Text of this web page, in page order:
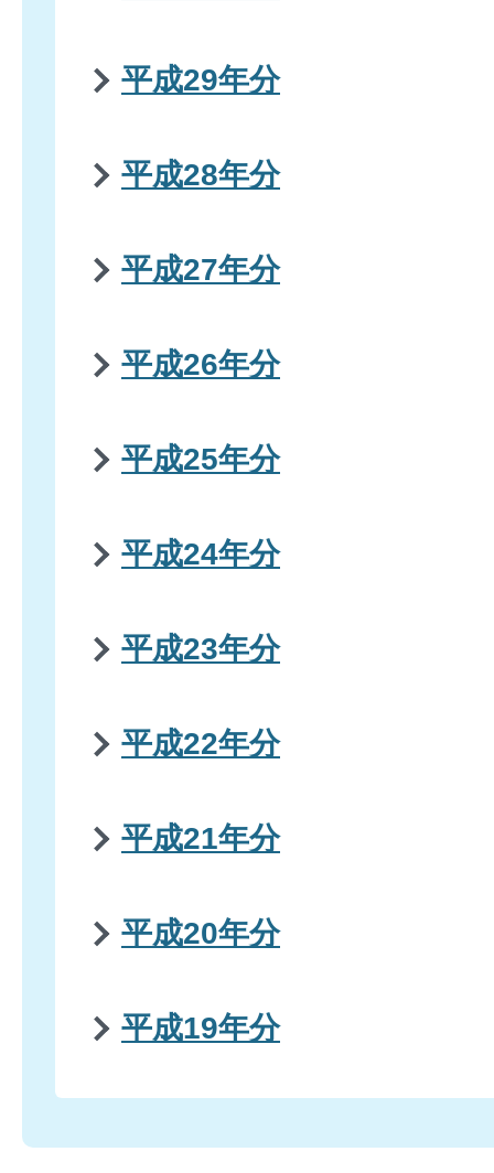
平成29年分
平成28年分
平成27年分
平成26年分
平成25年分
平成24年分
平成23年分
平成22年分
平成21年分
平成20年分
平成19年分